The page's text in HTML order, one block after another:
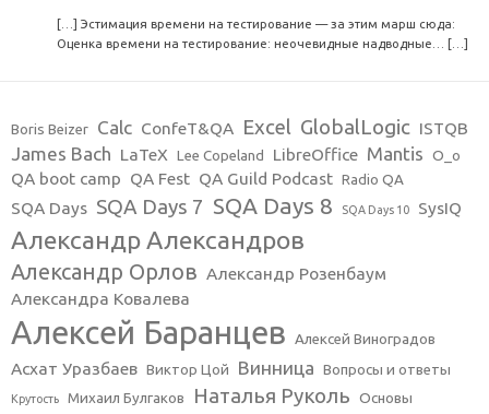
[…] Эстимация времени на тестирование — за этим марш сюда:
Оценка времени на тестирование: неочевидные надводные… […]
Boris Beizer Calc ConfeT&QA Excel GlobalLogic ISTQB
James Bach LaTeX Lee Copeland LibreOffice Mantis O_o
QA boot camp QA Fest QA Guild Podcast Radio QA
SQA Days SQA Days 7 SQA Days 8 SQA Days 10 SysIQ
Александр Александров
Александр Орлов Александр Розенбаум
Александра Ковалева
Алексей Баранцев Алексей Виноградов
Асхат Уразбаев Виктор Цой Винница Вопросы и ответы
Крутость Михаил Булгаков Наталья Руколь Основы